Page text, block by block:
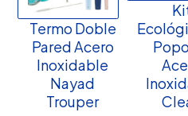
Termo Doble
Pared Acero
Inoxidable
Nayad
Trouper